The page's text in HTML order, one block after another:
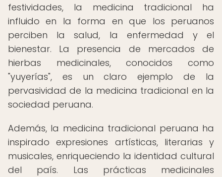
festividades, la medicina tradicional ha
influido en la forma en que los peruanos
perciben la salud, la enfermedad y el
bienestar. La presencia de mercados de
hierbas medicinales, conocidos como
"yuyerías", es un claro ejemplo de la
pervasividad de la medicina tradicional en la
sociedad peruana.
Además, la medicina tradicional peruana ha
inspirado expresiones artísticas, literarias y
musicales, enriqueciendo la identidad cultural
del país. Las prácticas medicinales